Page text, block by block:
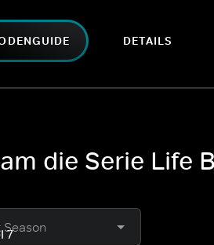
DETAILS
die Serie Life
Season